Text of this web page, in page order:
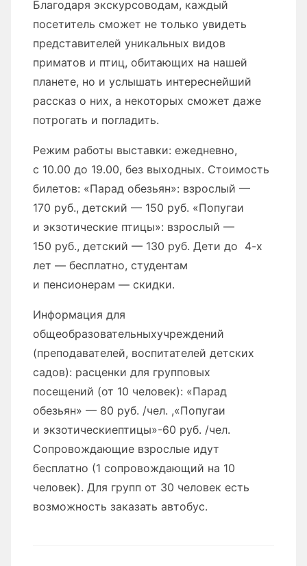
Благодаря экскурсоводам, каждый
посетитель сможет не только увидеть
представителей уникальных видов
приматов и птиц, обитающих на нашей
планете, но и услышать интереснейший
рассказ о них, а некоторых сможет даже
потрогать и погладить.
Режим работы выставки: ежедневно,
с 10.00 до 19.00, без выходных. Стоимость
билетов: «Парад обезьян»: взрослый —
170 руб., детский — 150 руб. «Попугаи
и экзотические птицы»: взрослый —
150 руб., детский — 130 руб. Дети до 4-х
лет — бесплатно, студентам
и пенсионерам — скидки.
Информация для
общеобразовательныхучреждений
(преподавателей, воспитателей детских
садов): расценки для групповых
посещений (от 10 человек): «Парад
обезьян» — 80 руб. /чел. ,«Попугаи
и экзотическиептицы»-60 руб. /чел.
Сопровождающие взрослые идут
бесплатно (1 сопровождающий на 10
человек). Для групп от 30 человек есть
возможность заказать автобус.